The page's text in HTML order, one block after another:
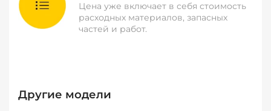
Цена уже включает в себя стоимость
расходных материалов, запасных
частей и работ.
Другие модели